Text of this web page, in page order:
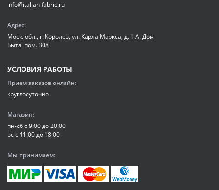
info@italian-fabric.ru
Адрес:
Моск. обл., г. Королёв, ул. Карла Маркса, д. 1 А. Дом
Быта, пом. 308
УСЛОВИЯ РАБОТЫ
Прием заказов онлайн:
круглосуточно
Магазин:
пн-сб с 9:00 до 20:00
вс с 11:00 до 18:00
Мы принимаем: